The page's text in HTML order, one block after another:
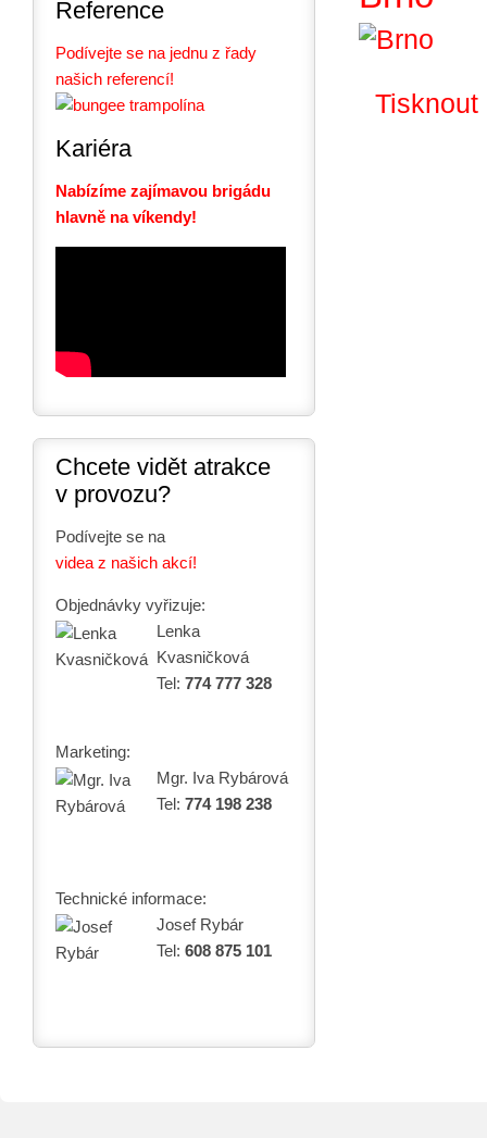
Tisknout
Reference
Podívejte se na jednu z řady
našich referencí!
Kariéra
Nabízíme zajímavou brigádu
hlavně na víkendy!
Chcete vidět atrakce
v provozu?
Podívejte se na
videa z našich akcí!
Objednávky vyřizuje:
Lenka
Kvasničková
Tel: 774 777 328
Marketing:
Mgr. Iva Rybárová
Tel: 774 198 238
Technické informace:
Josef Rybár
Tel: 608 875 101